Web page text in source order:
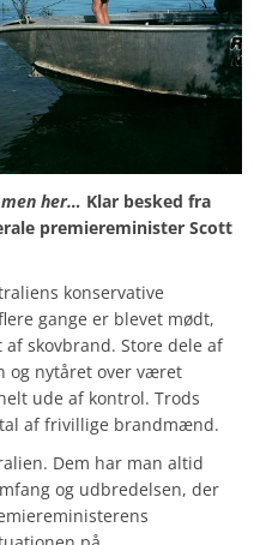
her… Klar besked fra
premiereminister Scott
konservative
gange er blevet mødt,
skovbrand. Store dele af
og nytåret over været
ude af kontrol. Trods
af frivillige brandmænd.
Dem har man altid
og udbredelsen, der